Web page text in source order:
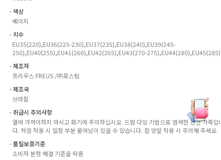
ㆍ색상
베이지
ㆍ치수
EU35(220),EU36(225-230),EU37(235),EU38(240),EU39(245-
250),EU40(255),EU41(260),EU42(265),EU43(270-275),EU44(280),EU45(285)
ㆍ제조자
프리우스 FREUS /㈜포스팀
ㆍ제조국
브라질
ㆍ취급시 주의사항
열에 가까이하지 마시고 화기에 주의하십시오. 드럼 다잉 기법으로 염색한 천연 가죽입
다. 처음 착용 시 일정 부분 묻어남이 있을 수 있습니다. 흰 양말 착용 시 주의해 주세요.
ㆍ품질보증기준
소비자 분쟁 해결 기준을 따름